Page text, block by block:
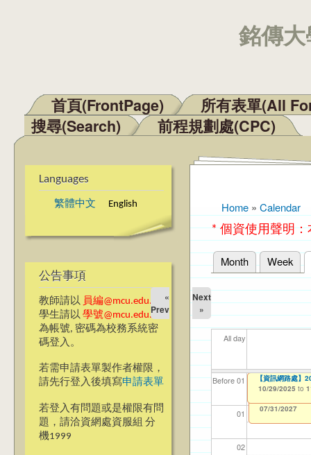
銘傳
Main menu
首頁(FrontPage)
所有表單(All
搜尋(Search)
前程規劃處(CPC)
Languages
繁體中文 English
公告事項
教師請以 員編@mcu.edu.tw
學生請以 學號@mcu.edu.tw
為帳號, 密碼為校務系統密
碼登入。
若需申請表單製作者權限，
請先行登入後填寫申請表單
若登入有問題或是權限有問
題，請洽資網處資服組 分
機1999
You are here
Home » Calendar
* 個資使用聲明
Primary tabs
Month Week
«
Prev
Next
»
All day
Before 01
01
02
【資網處】
整合系統～表單
12/31/2027
【財務處】工讀
11/12/2021 to
【財務處】漏打
錄
07/31/2027
114
04/
114
02/
114
03/
【學
07/
114
09/
商品
11/
Ja(>_<)pan 應
10/28/2025 to
【資訊網路處】
10/29/2025 to